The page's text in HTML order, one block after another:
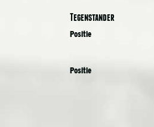
Tegenstander
Positie
Positie